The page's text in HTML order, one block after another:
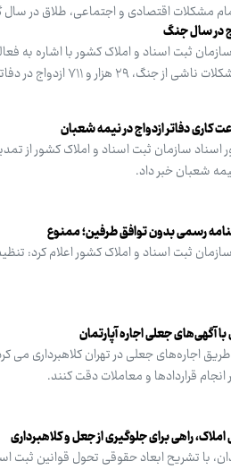
مشکلات اقتصادی و اجتماعی، طلاق در سال گذشته ۶ درصد
در سال جنگ
۲۹ هزار و ۷۱۱ ازدواج در دفاتر ثبت شده است.
کاری دفاتر ازدواج در نیمه شعبان
اسناد سازمان ثبت اسناد و املاک کشور از
شعبان خبر داد.
رسمی بدون توافق طرفین؛ ممنوع
ثبت اسناد و املاک کشور اعلام کرد:
با آگهی‌های جعلی اجاره آپارتمان
طریق اجاره‌های جعلی در تهران
قراردادها و معاملات دقت کنند.
راهی برای جلوگیری از جعل و کلاهبرداری
با تشریح ابعاد حقوقی تحول قوانین ثبت